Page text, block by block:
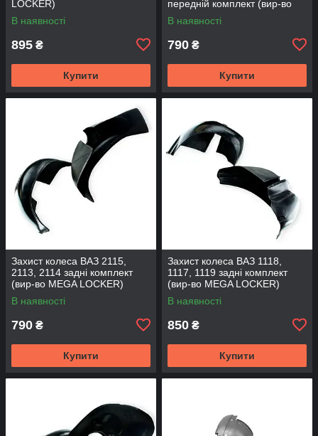
LOCKER)
В наявності
895 ₴
Купити
передній комплект (вир-во
MEGA LOCKER)
В наявності
790 ₴
Купити
Захист колеса ВАЗ 2115,
2113, 2114 задні комплект
(вир-во MEGA LOCKER)
В наявності
790 ₴
Купити
Захист колеса ВАЗ 1118,
1117, 1119 задні комплект
(вир-во MEGA LOCKER)
В наявності
850 ₴
Купити